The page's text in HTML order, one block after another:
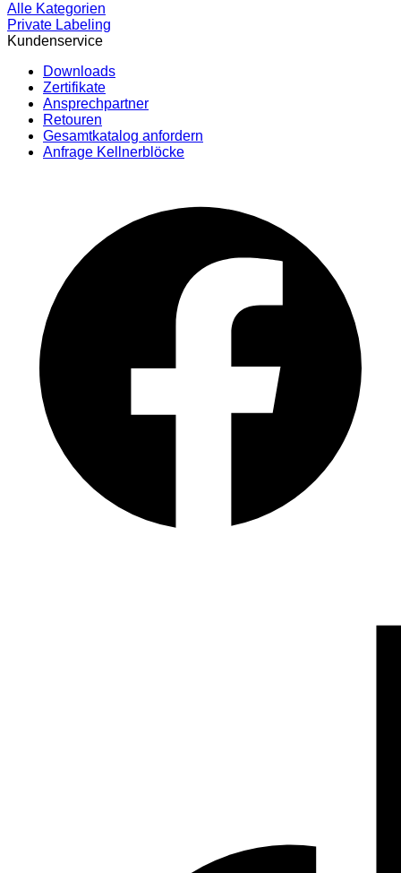
Alle Kategorien
Private Labeling
Kundenservice
Downloads
Zertifikate
Ansprechpartner
Retouren
Gesamtkatalog anfordern
Anfrage Kellnerblöcke